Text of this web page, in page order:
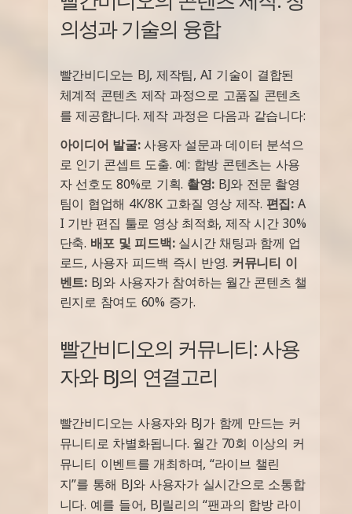
의성과 기술의 융합
빨간비디오는 BJ, 제작팀, AI 기술이 결합된
체계적 콘텐츠 제작 과정으로 고품질 콘텐츠
를 제공합니다. 제작 과정은 다음과 같습니다:
아이디어 발굴:사용자 설문과 데이터 분석으
로 인기 콘셉트 도출. 예: 합방 콘텐츠는 사용
자 선호도 80%로 기획. 촬영: BJ와 전문 촬영
팀이 협업해 4K/8K 고화질 영상 제작. 편집:A
I 기반 편집 툴로 영상 최적화, 제작 시간 30%
단축. 배포 및 피드백:실시간 채팅과 함께 업
로드, 사용자 피드백 즉시 반영. 커뮤니티 이
벤트:BJ와 사용자가 참여하는 월간 콘텐츠 챌
린지로 참여도 60% 증가.
빨간비디오의 커뮤니티: 사용
자와 BJ의 연결고리
빨간비디오는 사용자와 BJ가 함께 만드는 커
뮤니티로 차별화됩니다. 월간 70회 이상의 커
뮤니티 이벤트를 개최하며, “라이브 챌린
지”를 통해 BJ와 사용자가 실시간으로 소통합
니다. 예를 들어, BJ릴리의 “팬과의 합방 라이